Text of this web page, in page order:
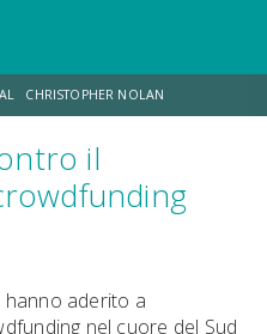
CHRISTOPHER NOLAN
ODISSEA DESTIN DANIEL CRETTON
il
hanno aderito a
nel cuore del Sud